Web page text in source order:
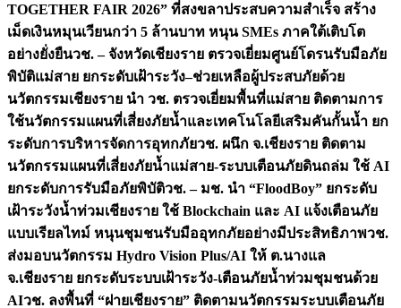
TOGETHER FAIR 2026” ที่สงขลาประสบความสำเร็จ สร้าง
เม็ดเงินหมุนเวียนกว่า 5 ล้านบาท หนุน SMEs ภาคใต้เติบโต
อย่างยั่งยืนวช. – จังหวัดเชียงราย ตรวจเยี่ยมศูนย์โดรนรับมือภัย
พิบัติแม่สาย ยกระดับเฝ้าระวัง–ช่วยเหลือผู้ประสบภัยด้วย
นวัตกรรมเชียงราย นำ วช. ตรวจเยี่ยมพื้นที่แม่สาย ติดตามการ
ใช้นวัตกรรมแผนที่เสี่ยงภัยน้ำและเทคโนโลยีเสริมคันกั้นน้ำ ยก
ระดับการบริหารจัดการอุทกภัยวช. ผนึก จ.เชียงราย ติดตาม
นวัตกรรมแผนที่เสี่ยงภัยน้ำแม่สาย-ระบบเตือนภัยดินถล่ม ใช้ AI
ยกระดับการรับมือภัยพิบัติวช. – มช. นำ “FloodBoy” ยกระดับ
เฝ้าระวังน้ำท่วมเชียงราย ใช้ Blockchain และ AI แจ้งเตือนภัย
แบบเรียลไทม์ หนุนชุมชนรับมืออุทกภัยอย่างมีประสิทธิภาพวช.
ส่งมอบนวัตกรรม Hydro Vision Plus/AI ให้ ต.นางแล
จ.เชียงราย ยกระดับระบบเฝ้าระวัง-เตือนภัยน้ำท่วมชุมชนด้วย
AIวช. ลงพื้นที่ “ฝายเชียงราย” ติดตามนวัตกรรมระบบเตือนภัย